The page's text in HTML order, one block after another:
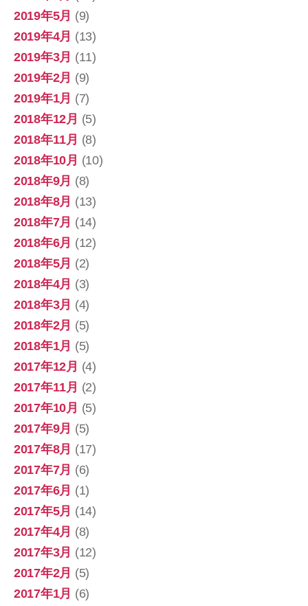
2019年5月 (9)
2019年4月 (13)
2019年3月 (11)
2019年2月 (9)
2019年1月 (7)
2018年12月 (5)
2018年11月 (8)
2018年10月 (10)
2018年9月 (8)
2018年8月 (13)
2018年7月 (14)
2018年6月 (12)
2018年5月 (2)
2018年4月 (3)
2018年3月 (4)
2018年2月 (5)
2018年1月 (5)
2017年12月 (4)
2017年11月 (2)
2017年10月 (5)
2017年9月 (5)
2017年8月 (17)
2017年7月 (6)
2017年6月 (1)
2017年5月 (14)
2017年4月 (8)
2017年3月 (12)
2017年2月 (5)
2017年1月 (6)